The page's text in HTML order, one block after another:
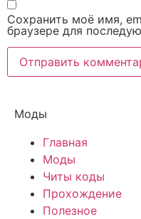
Сохранить моё имя,
браузере для
Моды
Главная
Моды
Читы коды
Прохождение
Полезное